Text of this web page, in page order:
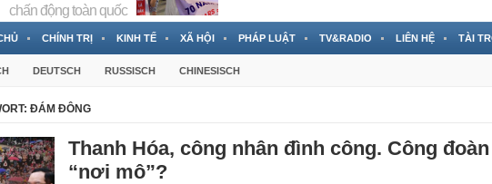
chấn động toàn quốc
CHÍNH TRỊ KINH TẾ XÃ HỘI PHÁP LUẬT TV&RADIO LIÊN HỆ TÀI
DEUTSCH RUSSISCH CHINESISCH
ĐÁM ĐÔNG
Thanh Hóa, công nhân đình công. Công
“nơi mô”?